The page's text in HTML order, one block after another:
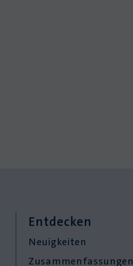
Entdecken
Neuigkeiten
Zusammenfassungen